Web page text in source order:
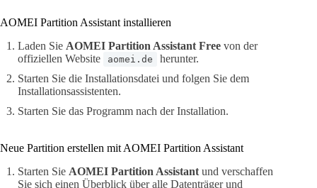
AOMEI Partition Assistant installieren
Laden Sie AOMEI Partition Assistant Free von der
offiziellen Website
aomei.de
herunter.
Starten Sie die Installationsdatei und folgen Sie dem
Installationsassistenten.
Starten Sie das Programm nach der Installation.
Neue Partition erstellen mit AOMEI Partition Assistant
Starten Sie AOMEI Partition Assistant und verschaffen
Sie sich einen Überblick über alle Datenträger und